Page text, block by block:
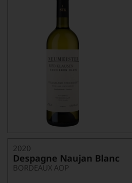
2020
Despagne Naujan Blanc
BORDEAUX AOP